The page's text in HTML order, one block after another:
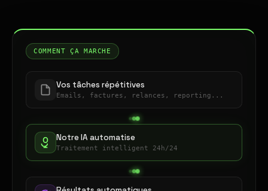
COMMENT ÇA MARCHE
Vos tâches répétitives
Emails, factures, relances, reporting...
Notre IA automatise
Traitement intelligent 24h/24